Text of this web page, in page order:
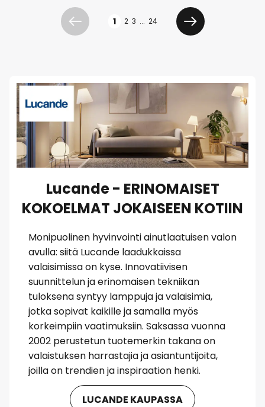
Edellinen 1 2 3 ... 24
Seuraava
Lucande - ERINOMAISET
KOKOELMAT JOKAISEEN KOTIIN
Monipuolinen hyvinvointi ainutlaatuisen valon
avulla: siitä Lucande laadukkaissa
valaisimissa on kyse. Innovatiivisen
suunnittelun ja erinomaisen tekniikan
tuloksena syntyy lamppuja ja valaisimia,
jotka sopivat kaikille ja samalla myös
korkeimpiin vaatimuksiin. Saksassa vuonna
2002 perustetun tuotemerkin takana on
valaistuksen harrastajia ja asiantuntijoita,
joilla on trendien ja inspiraation henki.
LUCANDE KAUPASSA